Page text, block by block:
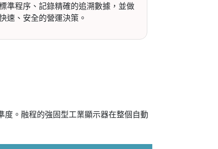
準程序、記錄精確的追溯數據，並做
速、安全的營運決策。
。融程的強固型工業顯示器在整個自動